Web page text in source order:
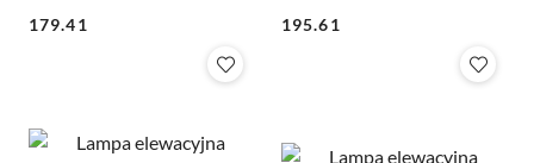
Kąt świecenia: 45 °
Cena:
179.41
świecenia: 45 °
Cena:
195.61